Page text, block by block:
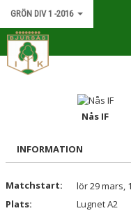
GRÖN DIV 1 -2016
HEM
MATCHER
TRUPPEN
Nås IF
INFORMATION
Matchstart:
lör 29 mars,
Plats:
Lugnet A2